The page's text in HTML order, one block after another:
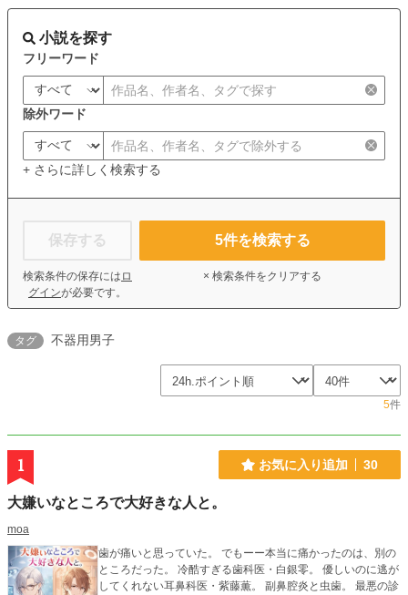
小説を探す
フリーワード
除外ワード
+ さらに詳しく検索する
保存する
検索条件の保存には ロ
グインが必要です。
5件を検索する
× 検索条件をクリアする
タグ 不器用男子
5件
1 お気に入り追加 30
大嫌いなところで大好きな人と。
moa
歯が痛いと思っていた。 でもーー本当に痛かったのは、別の
ところだった。 冷酷すぎる歯科医・白銀零。 優しいのに逃が
してくれない耳鼻科医・紫藤薫。 副鼻腔炎と虫歯。 最悪の診